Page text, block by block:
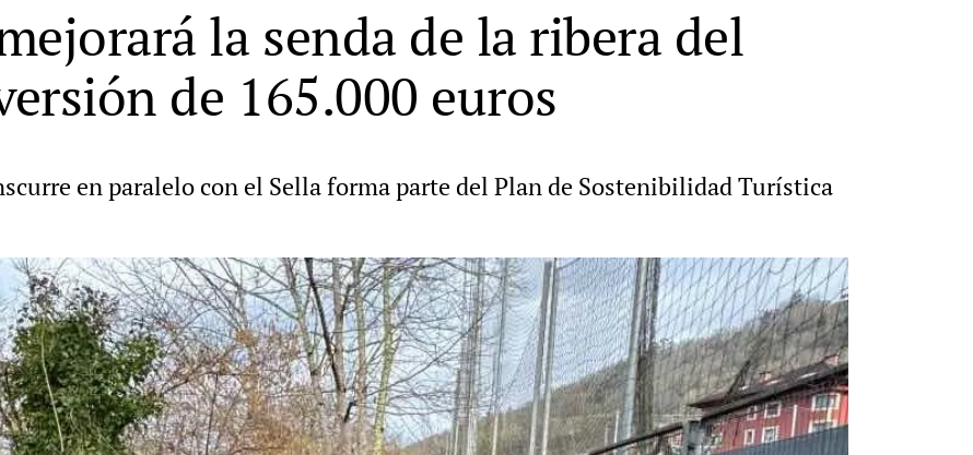
la senda de la ribera del
de 165.000 euros
en paralelo con el Sella forma parte del Plan de Sostenibilidad Turística